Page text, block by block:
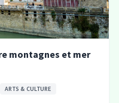
montagnes et mer
ARTS & CULTURE